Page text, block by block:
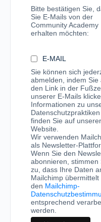
Bitte bestätigen Sie,
Sie E-Mails von der
Community Academy
erhalten möchten:
E-MAIL
Sie können sich
abmelden, indem Sie
den Link in der
unserer E-Mails
Informationen zu
Datenschutzpraktiken
finden Sie auf unserer
Website.
Wir verwenden
als Newsletter-
Wenn Sie den
abonnieren, stimmen
zu, dass Ihre Daten
Mailchimp übermittelt
den Mailchimp-
entsprechend
werden.